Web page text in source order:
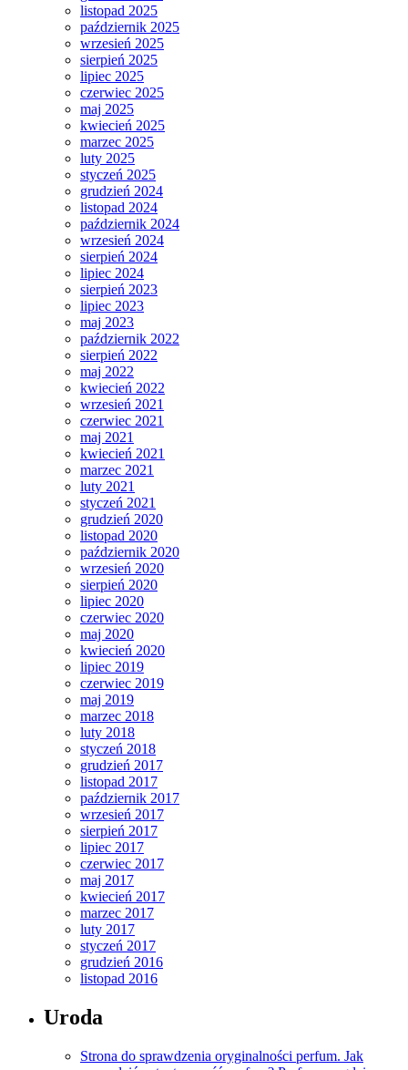
listopad 2025
październik 2025
wrzesień 2025
sierpień 2025
lipiec 2025
czerwiec 2025
maj 2025
kwiecień 2025
marzec 2025
luty 2025
styczeń 2025
grudzień 2024
listopad 2024
październik 2024
wrzesień 2024
sierpień 2024
lipiec 2024
sierpień 2023
lipiec 2023
maj 2023
październik 2022
sierpień 2022
maj 2022
kwiecień 2022
wrzesień 2021
czerwiec 2021
maj 2021
kwiecień 2021
marzec 2021
luty 2021
styczeń 2021
grudzień 2020
listopad 2020
październik 2020
wrzesień 2020
sierpień 2020
lipiec 2020
czerwiec 2020
maj 2020
kwiecień 2020
lipiec 2019
czerwiec 2019
maj 2019
marzec 2018
luty 2018
styczeń 2018
grudzień 2017
listopad 2017
październik 2017
wrzesień 2017
sierpień 2017
lipiec 2017
czerwiec 2017
maj 2017
kwiecień 2017
marzec 2017
luty 2017
styczeń 2017
grudzień 2016
listopad 2016
Uroda
Strona do sprawdzenia oryginalności perfum. Jak